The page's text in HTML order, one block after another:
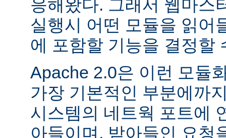
응해왔다. 그래서 웹마스
실행시 어떤 모듈을 읽어
에 포함할 기능을 결정할
Apache 2.0은 이런 모듈
가장 기본적인 부분에까
시스템의 네트웍 포트에
아들이며, 받아들인 요청